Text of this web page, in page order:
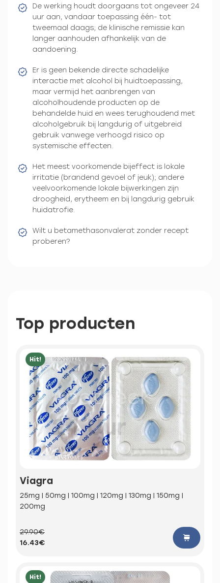
De werking houdt doorgaans tot ongeveer 24
uur aan, vandaar toepassing één- tot
tweemaal daags; de klinische remissie kan
langer aanhouden afhankelijk van de
aandoening.
Er is geen bekende directe schadelijke
interactie met alcohol bij huidtoepassing,
maar vermijd het aanbrengen van
alcoholhoudende producten op de
behandelde huid en wees terughoudend met
alcoholgebruik bij langdurig of uitgebreid
gebruik vanwege verhoogd risico op
systemische effecten.
Het meest voorkomende bijeffect is lokale
irritatie (brandend gevoel of jeuk); andere
veelvoorkomende lokale bijwerkingen zijn
droogheid, erytheem en bij langdurig gebruik
huidatrofie.
Wilt u betamethasonvalerat zonder recept
proberen?
Top producten
Hit!
Viagra
25mg | 50mg | 100mg | 120mg | 130mg | 150mg |
200mg
29.90€
16.43€
Hit!